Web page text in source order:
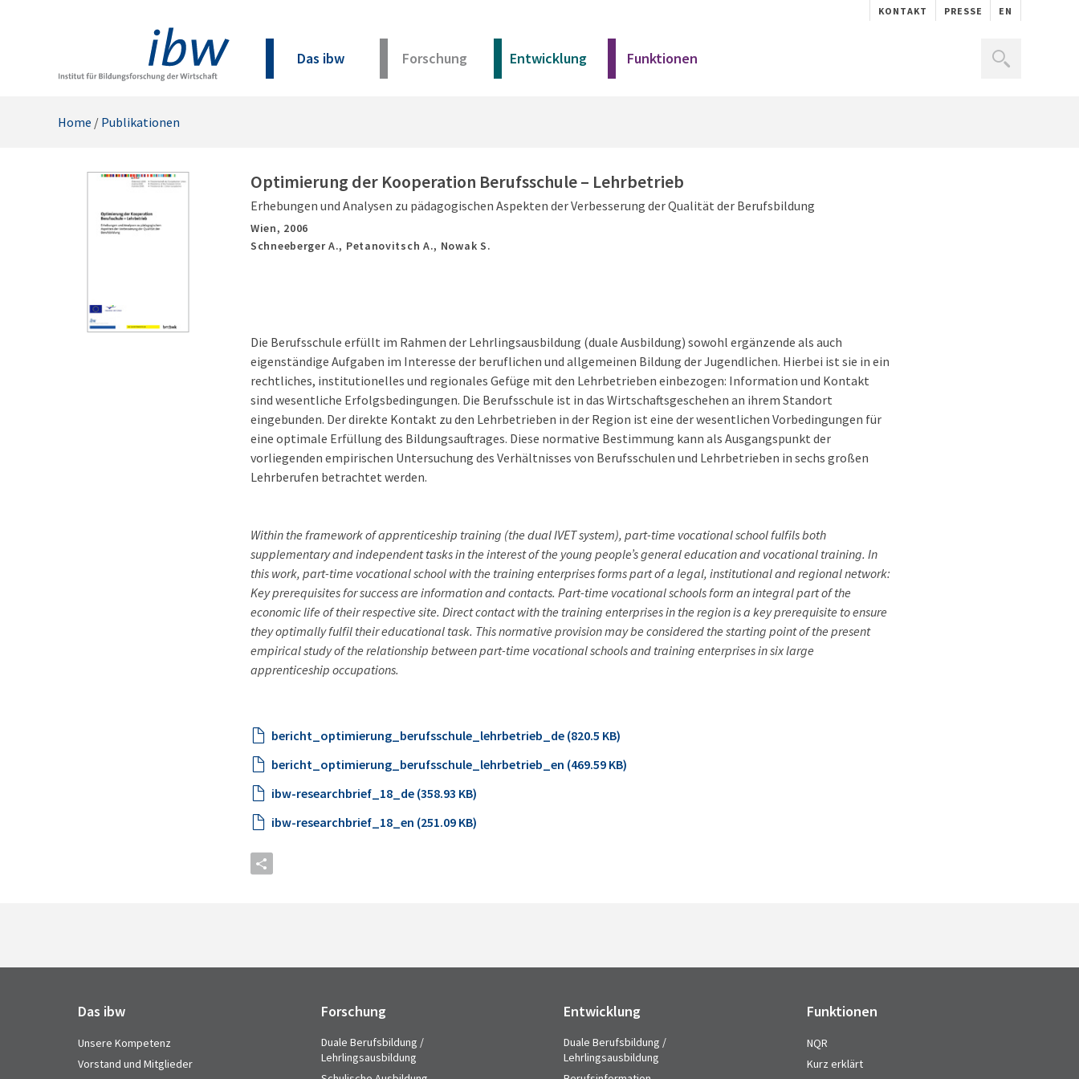
KONTAKT PRESSE EN
Das ibw Forschung Entwicklung Funktionen
Unser Angebot
Materialien
Materialien
Home / Publikationen
Optimierung der Kooperation Berufsschule – Lehrbetrieb
Erhebungen und Analysen zu pädagogischen Aspekten der Verbesserung der Qualität der Berufsbildung
Wien, 2006
Schneeberger A., Petanovitsch A., Nowak S.
Die Berufsschule erfüllt im Rahmen der Lehrlingsausbildung (duale Ausbildung) sowohl ergänzende als auch
eigenständige Aufgaben im Interesse der beruflichen und allgemeinen Bildung der Jugendlichen. Hierbei ist sie in ein
rechtliches, institutionelles und regionales Gefüge mit den Lehrbetrieben einbezogen: Information und Kontakt
sind wesentliche Erfolgsbedingungen. Die Berufsschule ist in das Wirtschaftsgeschehen an ihrem Standort
eingebunden. Der direkte Kontakt zu den Lehrbetrieben in der Region ist eine der wesentlichen Vorbedingungen für
eine optimale Erfüllung des Bildungsauftrages. Diese normative Bestimmung kann als Ausgangspunkt der
vorliegenden empirischen Untersuchung des Verhältnisses von Berufsschulen und Lehrbetrieben in sechs großen
Lehrberufen betrachtet werden.
Within the framework of apprenticeship training (the dual IVET system), part-time vocational school fulfils both
supplementary and independent tasks in the interest of the young people’s general education and vocational training. In
this work, part-time vocational school with the training enterprises forms part of a legal, institutional and regional network:
Key prerequisites for success are information and contacts. Part-time vocational schools form an integral part of the
economic life of their respective site. Direct contact with the training enterprises in the region is a key prerequisite to ensure
they optimally fulfil their educational task. This normative provision may be considered the starting point of the present
empirical study of the relationship between part-time vocational schools and training enterprises in six large
apprenticeship occupations.
bericht_optimierung_berufsschule_lehrbetrieb_de (820.5 KB)
bericht_optimierung_berufsschule_lehrbetrieb_en (469.59 KB)
ibw-researchbrief_18_de (358.93 KB)
ibw-researchbrief_18_en (251.09 KB)
Das ibw
Unsere Kompetenz
Vorstand und Mitglieder
Forschung
Duale Berufsbildung /
Lehrlingsausbildung
Entwicklung
Duale Berufsbildung /
Lehrlingsausbildung
Funktionen
NQR
Kurz erklärt